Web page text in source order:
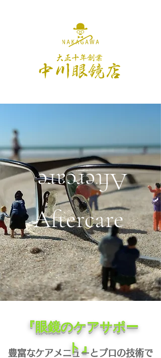
Aftercare
Aftercare
『眼鏡のケアサポー
ト』
豊富なケアメニューとプロの技術で